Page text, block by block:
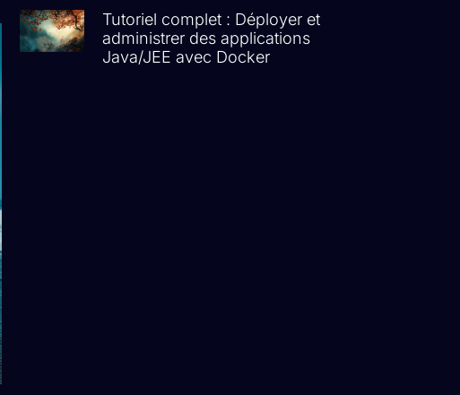
Tutoriel complet : Déployer et
administrer des applications
Java/JEE avec Docker